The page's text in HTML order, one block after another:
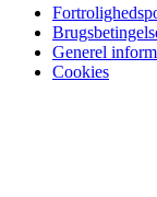
Generel
Cookies